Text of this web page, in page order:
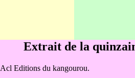
Extrait de la
Acl Editions du kangourou.